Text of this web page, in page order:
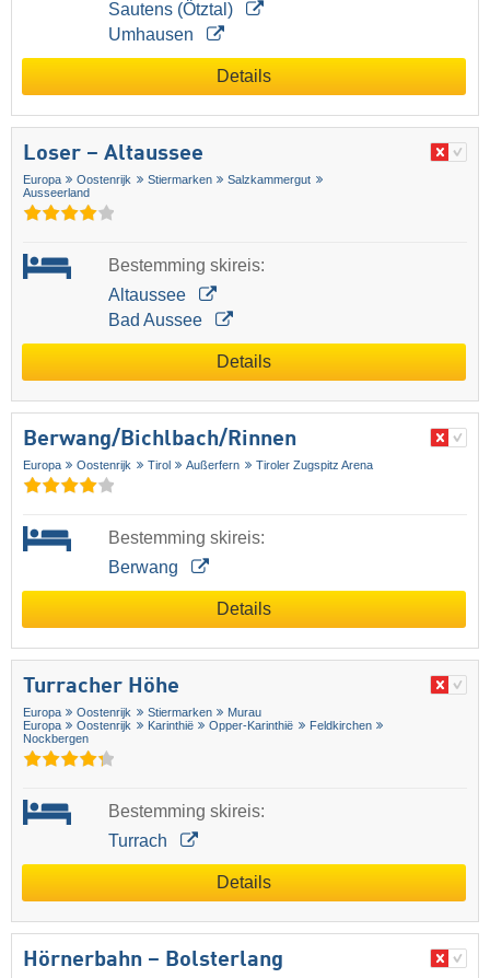
Sautens (Ötztal)
Umhausen
Details
Loser – Altaussee
Europa Oostenrijk Stiermarken
Salzkammergut
Ausseerland
Bestemming skireis:
Altaussee
Bad Aussee
Details
Berwang/​Bichlbach/​Rinnen
Europa Oostenrijk Tirol Außerfern Tiroler Zugspitz Arena
Bestemming skireis:
Berwang
Details
Turracher Höhe
Europa Oostenrijk Stiermarken
Murau
Europa
Oostenrijk Karinthië Opper-Karinthië
Feldkirchen
Nockbergen
Bestemming skireis:
Turrach
Details
Hörnerbahn – Bolsterlang